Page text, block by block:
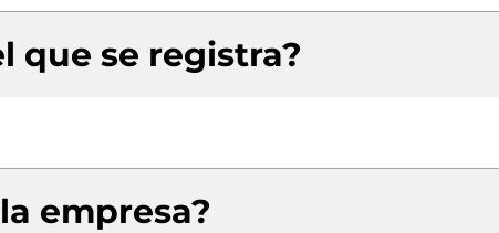
que se registra?
empresa?